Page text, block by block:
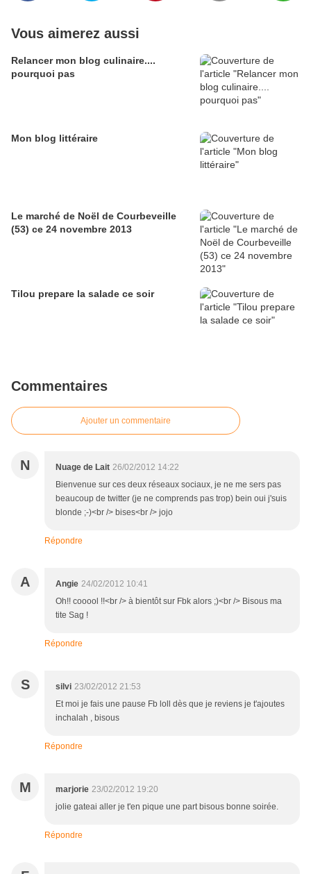
Vous aimerez aussi
Relancer mon blog culinaire....
pourquoi pas
Mon blog littéraire
Le marché de Noël de Courbeveille
(53) ce 24 novembre 2013
Tilou prepare la salade ce soir
Commentaires
Ajouter un commentaire
N Nuage de Lait 26/02/2012 14:22
Bienvenue sur ces deux réseaux sociaux, je ne me sers pas
beaucoup de twitter (je ne comprends pas trop) bein oui j'suis
blonde ;-)<br /> bises<br /> jojo
Répondre
A Angie 24/02/2012 10:41
Oh!! cooool !!<br /> à bientôt sur Fbk alors ;)<br /> Bisous ma
tite Sag !
Répondre
S silvi 23/02/2012 21:53
Et moi je fais une pause Fb loll dès que je reviens je t'ajoutes
inchalah , bisous
Répondre
M marjorie 23/02/2012 19:20
jolie gateai aller je t'en pique une part bisous bonne soirée.
Répondre